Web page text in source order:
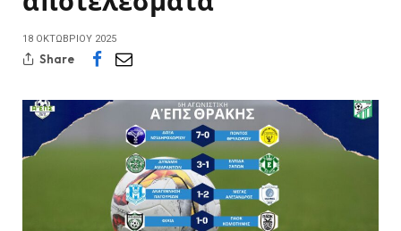
18 ΟΚΤΩΒΡΊΟΥ 2025
Share